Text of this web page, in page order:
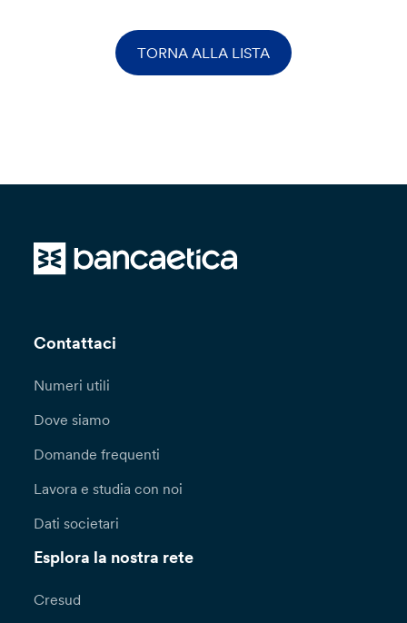
TORNA ALLA LISTA
Contattaci
Numeri utili
Dove siamo
Domande frequenti
Lavora e studia con noi
Dati societari
Esplora la nostra rete
Cresud